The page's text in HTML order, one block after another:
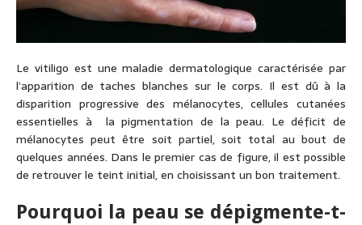
Le vitiligo est une maladie dermatologique caractérisée par
l’apparition de taches blanches sur le corps. Il est dû à la
disparition progressive des mélanocytes, cellules cutanées
essentielles à la pigmentation de la peau. Le déficit de
mélanocytes peut être soit partiel, soit total au bout de
quelques années. Dans le premier cas de figure, il est possible
de retrouver le teint initial, en choisissant un bon traitement.
Pourquoi la peau se dépigmente-t-